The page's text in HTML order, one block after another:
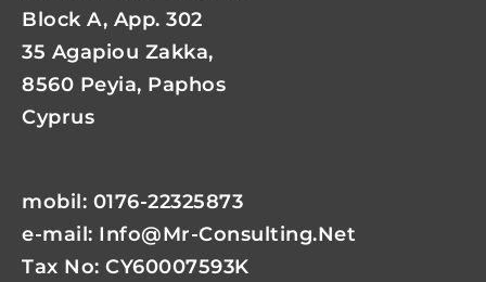
Block A, App. 302
35 Agapiou Zakka,
8560 Peyia, Paphos
Cyprus
mobil: 0176-22325873
e-mail: Info@mr-Consulting.net
Tax No: CY60007593K